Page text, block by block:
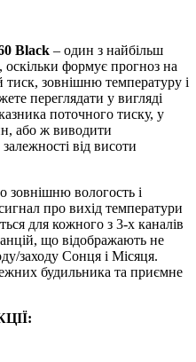
Black – один з найбільш
формує прогноз на
тиск, зовнішню температуру і
переглядати у вигляді
поточного тиску, у
або ж виводити
від висоти
зовнішню вологость і
про вихід температури
для кожного з 3-х каналів
що відображають не
заходу Сонця і Місяця.
будильника та приємне